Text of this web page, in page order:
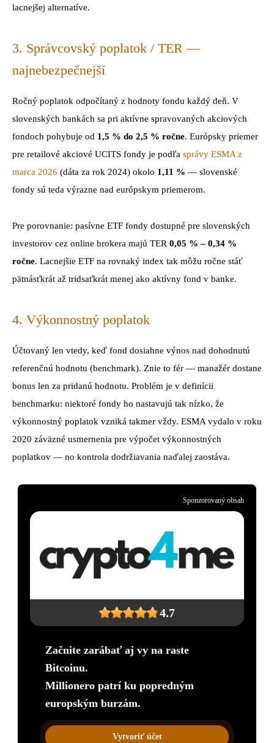
lacnejšej alternatíve.
3. Správcovský poplatok / TER —
najnebezpečnejší
Ročný poplatok odpočítaný z hodnoty fondu každý deň. V
slovenských bankách sa pri aktívne spravovaných akciových
fondoch pohybuje od 1,5 % do 2,5 % ročne. Európsky priemer
pre retailové akciové UCITS fondy je podľa správy ESMA z
marca 2026 (dáta za rok 2024) okolo 1,11 % — slovenské
fondy sú teda výrazne nad európskym priemerom.
Pre porovnanie: pasívne ETF fondy dostupné pre slovenských
investorov cez online brokera majú TER 0,05 % – 0,34 %
ročne. Lacnejšie ETF na rovnaký index tak môžu ročne stáť
pätnásťkrát až tridsaťkrát menej ako aktívny fond v banke.
4. Výkonnostný poplatok
Účtovaný len vtedy, keď fond dosiahne výnos nad dohodnutú
referenčnú hodnotu (benchmark). Znie to fér — manažér dostane
bonus len za pridanú hodnotu. Problém je v definícii
benchmarku: niektoré fondy ho nastavujú tak nízko, že
výkonnostný poplatok vzniká takmer vždy. ESMA vydalo v roku
2020 záväzné usmernenia pre výpočet výkonnostných
poplatkov — no kontrola dodržiavania naďalej zaostáva.
4.7
Začnite zarábať aj vy na raste
Bitcoinu.
Millionero patrí ku popredným
europským burzám.
Vytvoriť účet
Sponzorovaný obsah